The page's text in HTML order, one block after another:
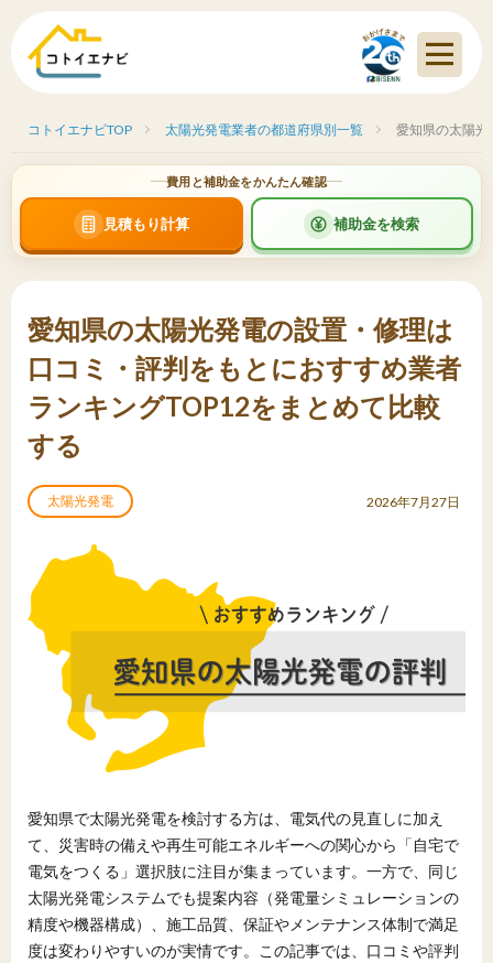
コトイエナビTOP 太陽光発電業者の都道府県別一覧 愛知県の太陽光
費用と補助金をかんたん確認
見積もり計算 補助金を検索
愛知県の太陽光発電の設置・修理は
口コミ・評判をもとにおすすめ業者
ランキングTOP12をまとめて比較
する
太陽光発電 2026年7月27日
愛知県で太陽光発電を検討する方は、電気代の見直しに加え
て、災害時の備えや再生可能エネルギーへの関心から「自宅で
電気をつくる」選択肢に注目が集まっています。一方で、同じ
太陽光発電システムでも提案内容（発電量シミュレーションの
精度や機器構成）、施工品質、保証やメンテナンス体制で満足
度は変わりやすいのが実情です。この記事では、口コミや評判